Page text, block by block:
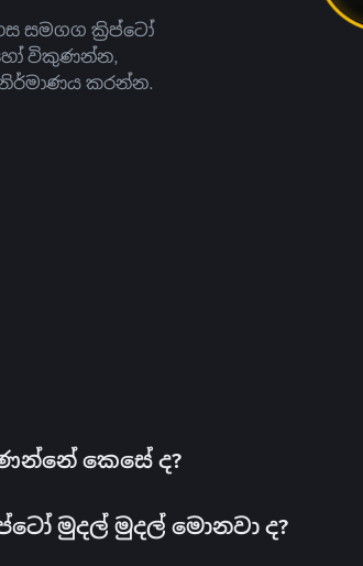
සමගග ක්‍රිප්ටෝ
හෝ විකුණන්න,
කරන්න.
කෙසේ ද?
මුදල් මුදල් මොනවා ද?